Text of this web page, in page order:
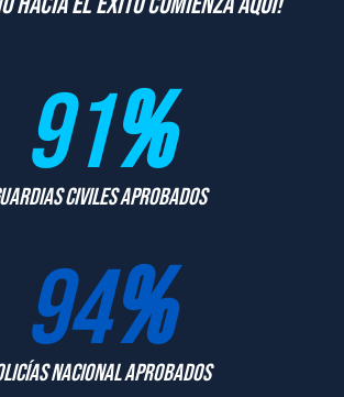
91%
Civiles Aprobados
94%
Nacional Aprobados